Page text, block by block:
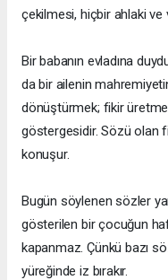
çekilmesi, hiçbir ahlaki ve
Bir babanın evladına
da bir ailenin
dönüştürmek; fikir
göstergesidir. Sözü olan
konuşur.
Bugün söylenen sözler
gösterilen bir çocuğun
kapanmaz. Çünkü bazı
yüreğinde iz bırakır.